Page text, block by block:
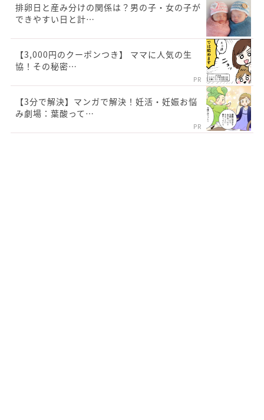
排卵日と産み分けの関係は？男の子・女の子が
できやすい日と計…
【3,000円のクーポンつき】 ママに人気の生
協！その秘密…
PR
【3分で解決】マンガで解決！妊活・妊娠お悩
み劇場：葉酸って…
PR